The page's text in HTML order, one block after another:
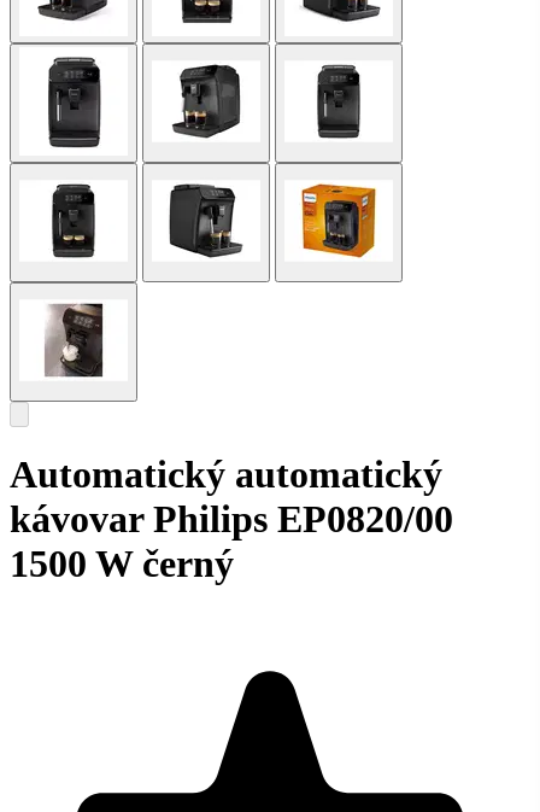
Automatický automatický
kávovar Philips EP0820/00
1500 W černý